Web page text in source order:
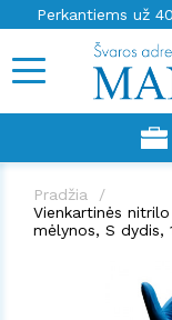
Perkantiems už
Pradžia
Vienkartinės
mėlynos, S dydis,